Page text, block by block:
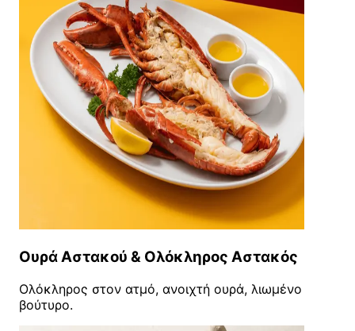
Ουρά Αστακού & Ολόκληρος Αστακός
Ολόκληρος στον ατμό, ανοιχτή ουρά, λιωμένο
βούτυρο.